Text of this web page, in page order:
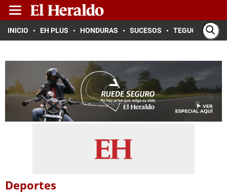
INICIO EH PLUS HONDURAS SUCESOS TEGUCIGALPA
Deportes